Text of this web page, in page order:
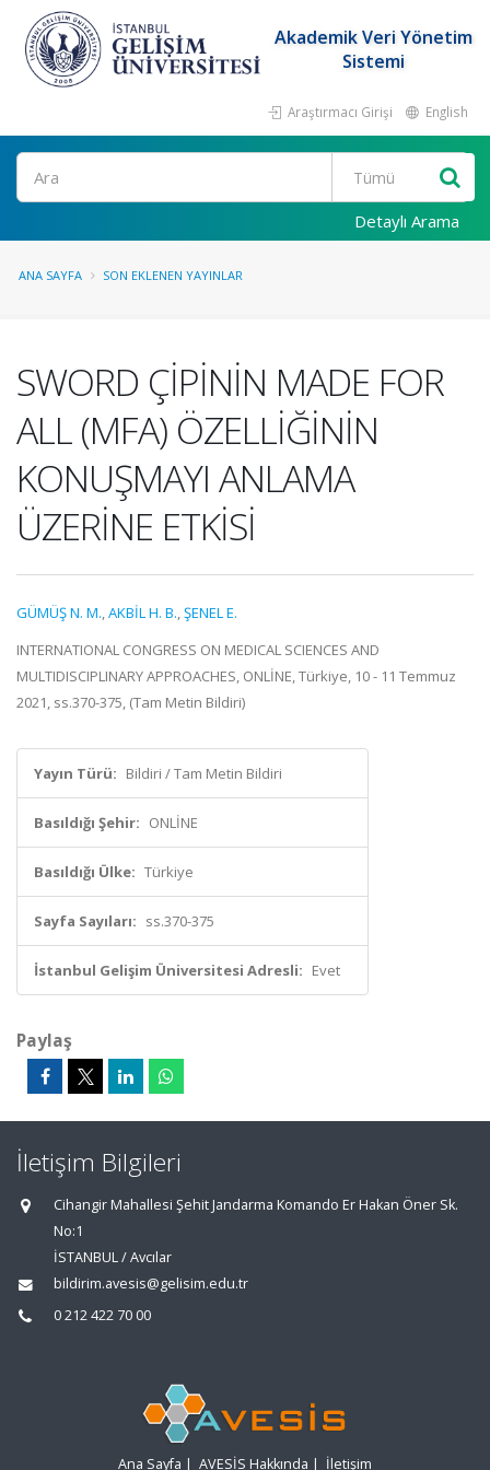
Akademik Veri Yönetim
Sistemi
Araştırmacı Girişi English
Ara
Detaylı Arama
ANA SAYFA SON EKLENEN YAYINLAR
SWORD ÇİPİNİN MADE FOR
ALL (MFA) ÖZELLİĞİNİN
KONUŞMAYI ANLAMA
ÜZERİNE ETKİSİ
GÜMÜŞ N. M.,AKBİL H. B.,ŞENEL E.
INTERNATIONAL CONGRESS ON MEDICAL SCIENCES AND
MULTIDISCIPLINARY APPROACHES, ONLİNE, Türkiye, 10 - 11 Temmuz
2021, ss.370-375, (Tam Metin Bildiri)
Yayın Türü: Bildiri / Tam Metin Bildiri
Basıldığı Şehir: ONLİNE
Basıldığı Ülke: Türkiye
Sayfa Sayıları: ss.370-375
İstanbul Gelişim Üniversitesi Adresli: Evet
Paylaş
İletişim Bilgileri
Cihangir Mahallesi Şehit Jandarma Komando Er Hakan Öner Sk.
No:1
İSTANBUL / Avcılar
bildirim.avesis@gelisim.edu.tr
0 212 422 70 00
Ana Sayfa | AVESİS Hakkında | İletişim